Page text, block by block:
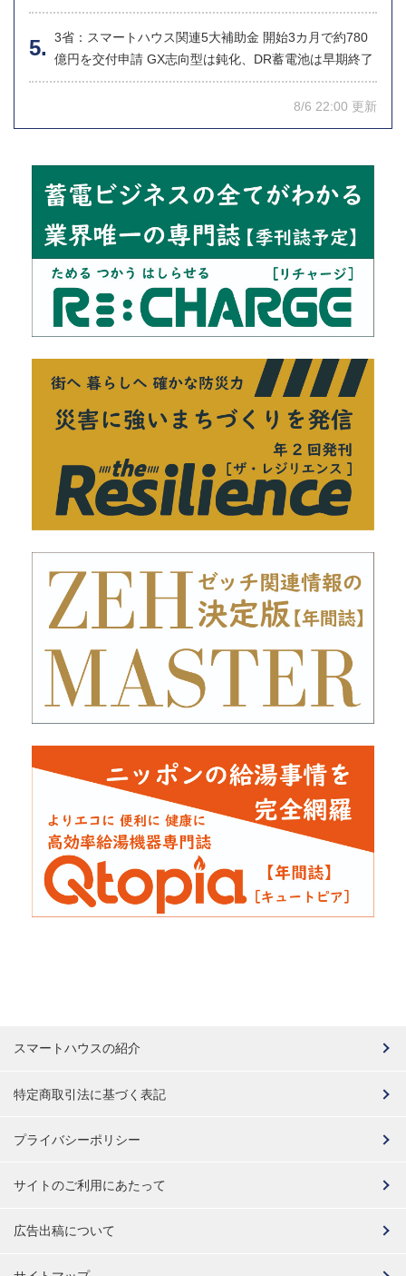
3省：スマートハウス関連5大補助金 開始3カ月で約780
億円を交付申請 GX志向型は鈍化、DR蓄電池は早期終了
8/6 22:00 更新
スマートハウスの紹介
特定商取引法に基づく表記
プライバシーポリシー
サイトのご利用にあたって
広告出稿について